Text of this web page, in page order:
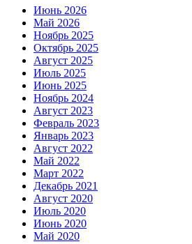
Июнь 2026
Май 2026
Ноябрь 2025
Октябрь 2025
Август 2025
Июль 2025
Июнь 2025
Ноябрь 2024
Август 2023
Февраль 2023
Январь 2023
Август 2022
Май 2022
Март 2022
Декабрь 2021
Август 2020
Июль 2020
Июнь 2020
Май 2020